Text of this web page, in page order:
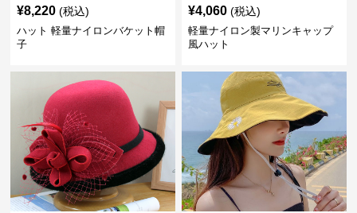
¥8,220 (税込)
ハット 軽量ナイロンバケット帽
子
¥4,060 (税込)
軽量ナイロン製マリンキャップ
風ハット